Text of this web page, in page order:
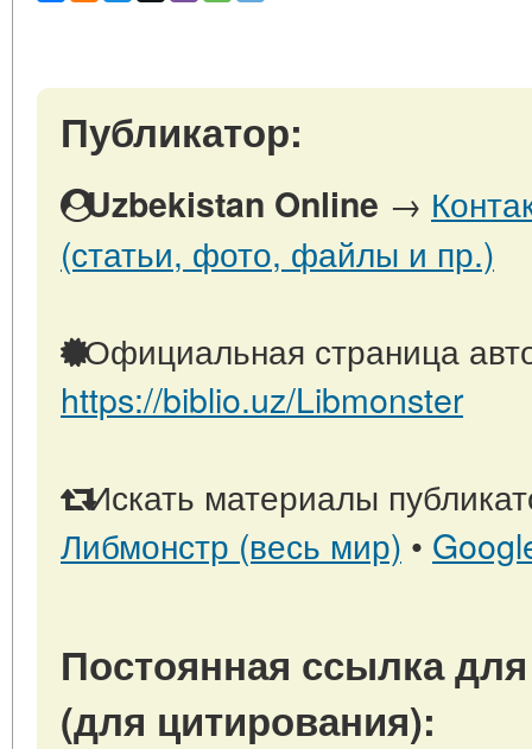
Публикатор:
Uzbekistan Online →
(статьи, фото, файлы и пр.)
Официальная страница
https://biblio.uz/Libmonster
Искать материалы
Либмонстр (весь мир) •
Постоянная ссылка
(для цитирования):